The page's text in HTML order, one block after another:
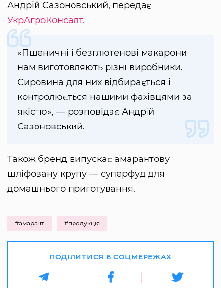
Андрій Сазоновський, передає
УкрАгроКонсалт.
«Пшеничні і безглютенові макарони
нам виготовляють різні виробники.
Сировина для них відбирається і
контролюється нашими фахівцями за
якістю», — розповідає Андрій
Сазоновський.
Також бренд випускає амарантову
шліфовану крупу — суперфуд для
домашнього приготування.
#амарант #продукція
ПОДІЛИТИСЯ В СОЦМЕРЕЖАХ